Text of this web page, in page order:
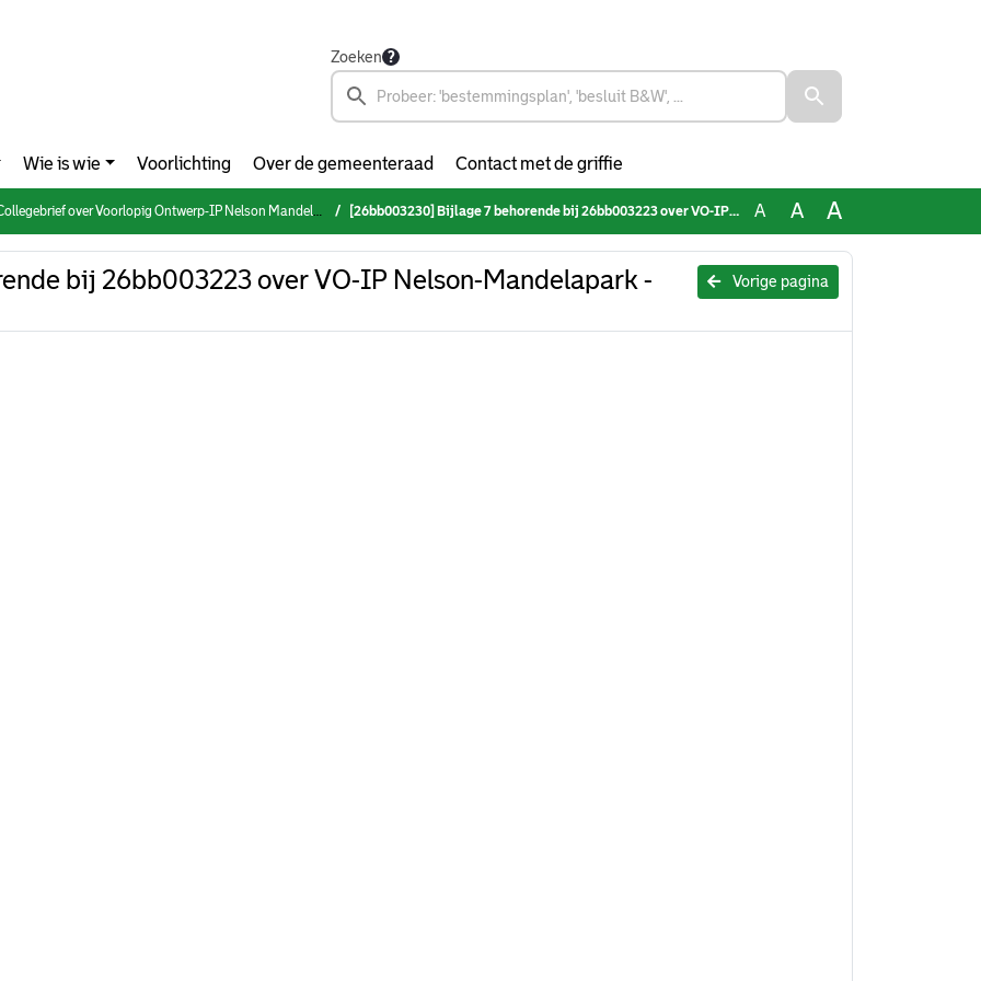
Zoeken
Wie is wie Voorlichting Over de gemeenteraad Contact met de griffie
over Voorlopig Ontwerp-IP Nelson Mandelapark [26bb003230] Bijlage 7 behorende bij 26bb003223 over VO-IP Nelson-Mandelapark - Beplantingsplan A A A
Vorige pagina
bij 26bb003223 over VO-IP Nelson-Mandelapark -